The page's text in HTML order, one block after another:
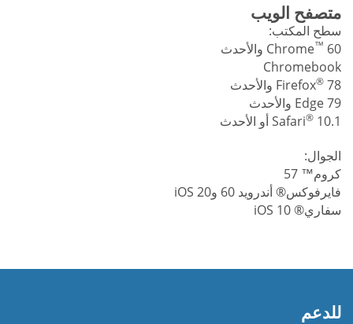
متصفح الويب
سطح المكتب:
Chrome™ 60 والأحدث
Chromebook
Firefox® 78 والأحدث
Edge 79 والأحدث
Safari® 10.1 أو الأحدث
الجوال:
كروم™ 57
فايرفوكس® أندرويد 60 وiOS 20
سفاري® iOS 10
للدعم